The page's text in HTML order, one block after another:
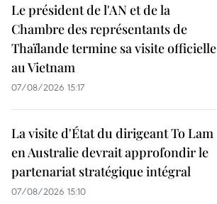
Le président de l'AN et de la
Chambre des représentants de
Thaïlande termine sa visite officielle
au Vietnam
07/08/2026 15:17
La visite d'État du dirigeant To Lam
en Australie devrait approfondir le
partenariat stratégique intégral
07/08/2026 15:10